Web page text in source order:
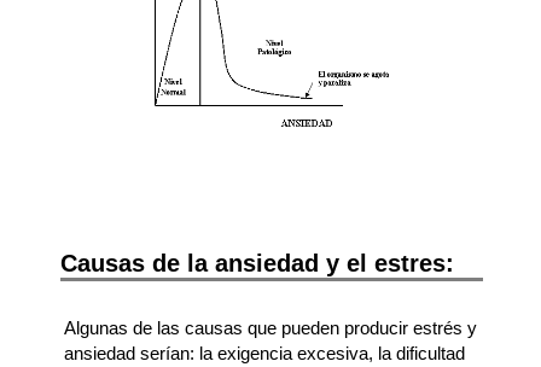
Causas de la ansiedad y el estres:
Algunas de las causas que pueden producir estrés y
ansiedad serían: la exigencia excesiva, la dificultad